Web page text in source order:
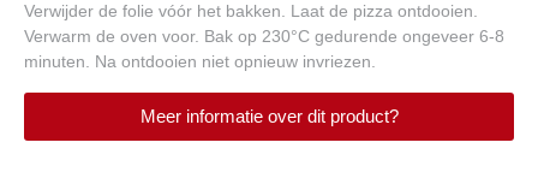
Verwijder de folie vóór het bakken. Laat de pizza ontdooien.
Verwarm de oven voor. Bak op 230°C gedurende ongeveer 6-8
minuten. Na ontdooien niet opnieuw invriezen.
Meer informatie over dit product?